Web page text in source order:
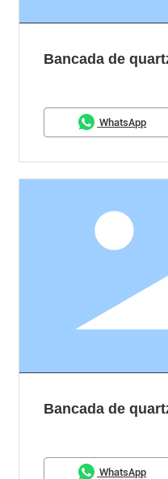
Bancada de
WhatsApp
Bancada de
WhatsApp